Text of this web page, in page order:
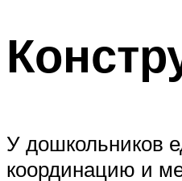
У дошкольников
координацию и